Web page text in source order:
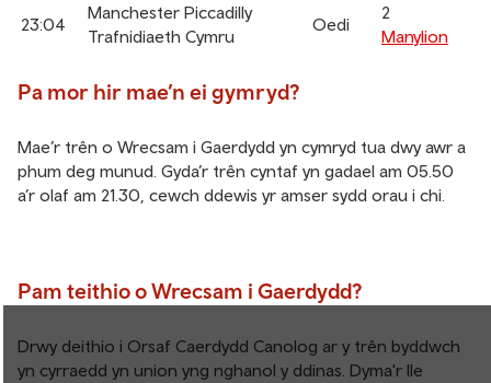
23:04
Manchester Piccadilly
Trafnidiaeth Cymru
Oedi
2
Manylion
Pa mor hir mae’n ei gymryd?
Mae’r trên o Wrecsam i Gaerdydd yn cymryd tua dwy awr a
phum deg munud. Gyda’r trên cyntaf yn gadael am 05.50
a’r olaf am 21.30, cewch ddewis yr amser sydd orau i chi.
Pam teithio o Wrecsam i Gaerdydd?
Drwy deithio i Orsaf Caerdydd Canolog ar y trên byddwch
yn cyrraedd yn union yng nghanol y ddinas. Dyma'r lle